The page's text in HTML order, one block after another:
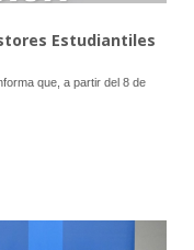
Estudiantiles
que, a partir del 8 de